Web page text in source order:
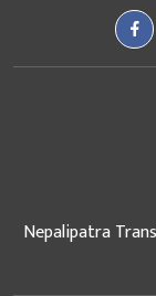
Nepalipatra